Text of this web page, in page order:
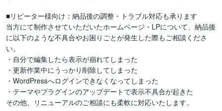
■リピーター様向け：納品後の調整・トラブル対応も承ります
当方にて制作させていただいたホームページ・LPについて、納品後
に以下のような不具合やお困りごとが発生した際もご相談くださ
い。
・自分で編集したら表示が崩れてしまった
・更新作業中にうっかり削除してしまった
・WordPressへログインできなくなってしまった
・テーマやプラグインのアップデートで表示不具合が起きた
その他、リニューアルのご相談にも柔軟に対応いたします。